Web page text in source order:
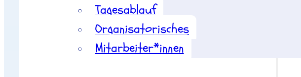
Tagesablauf
Organisatorisches
Mitarbeiter*innen